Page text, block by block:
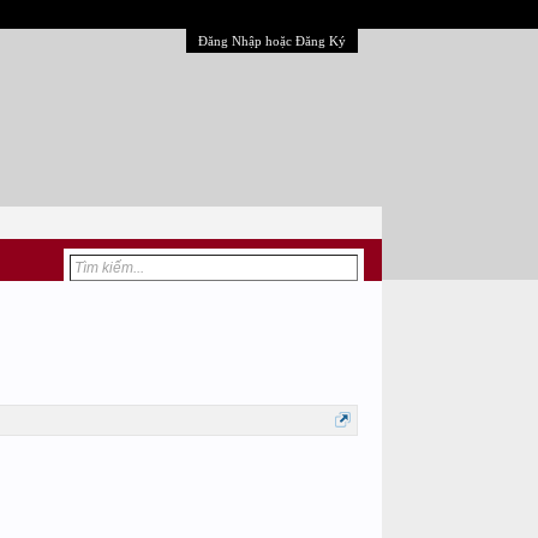
Đăng Nhập hoặc Đăng Ký